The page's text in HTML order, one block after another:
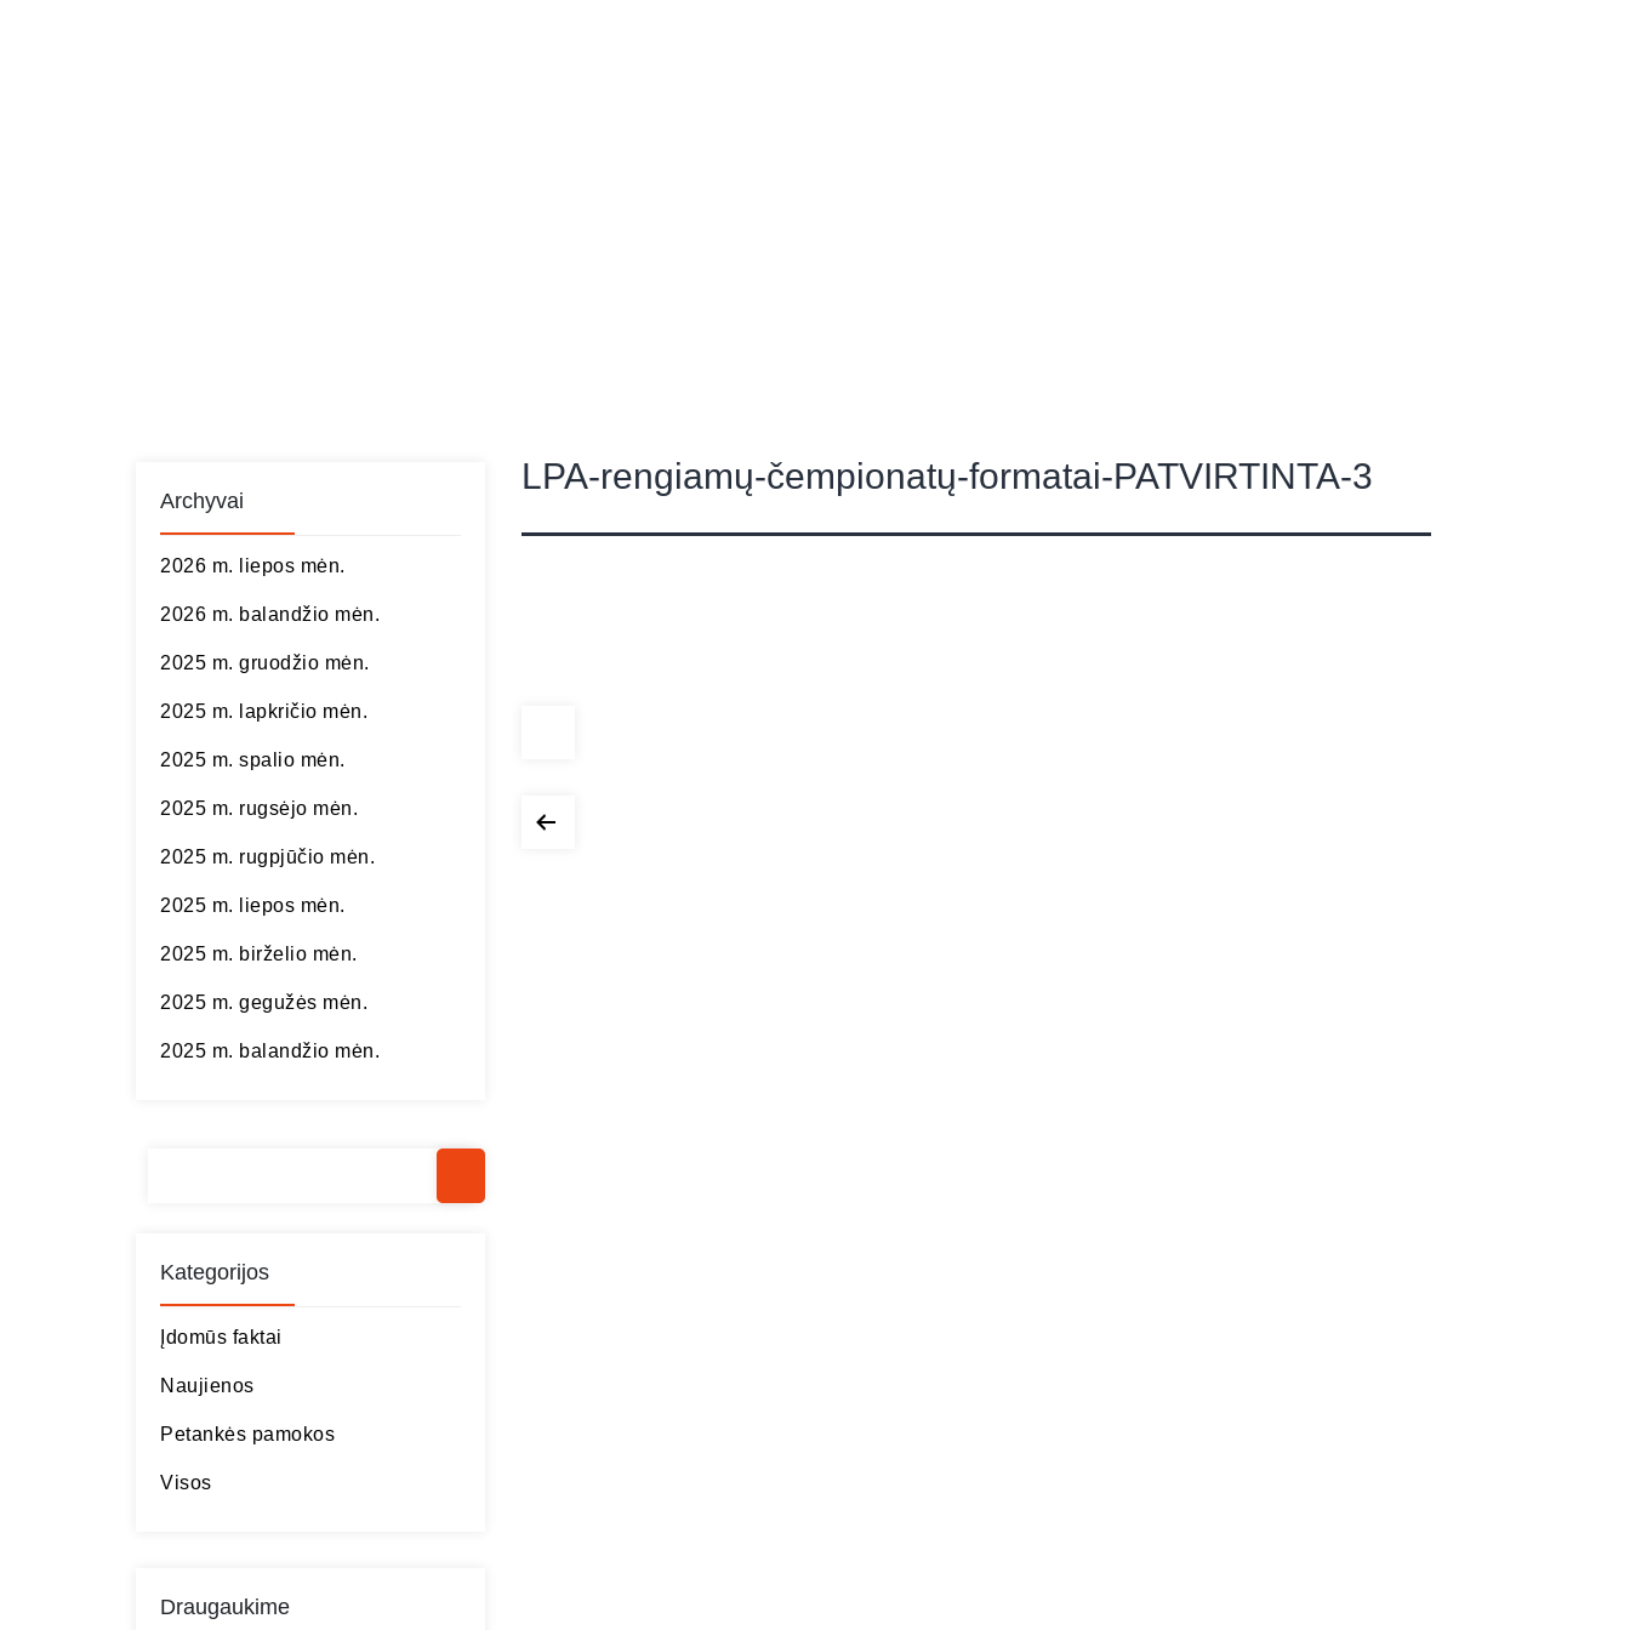
Archyvai
2026 m. liepos mėn.
2026 m. balandžio mėn.
2025 m. gruodžio mėn.
2025 m. lapkričio mėn.
2025 m. spalio mėn.
2025 m. rugsėjo mėn.
2025 m. rugpjūčio mėn.
2025 m. liepos mėn.
2025 m. birželio mėn.
2025 m. gegužės mėn.
2025 m. balandžio mėn.
Kategorijos
Įdomūs faktai
Naujienos
Petankės pamokos
Visos
Draugaukime
LPA-rengiamų-čempionatų-formatai-PATVIRTINTA-3